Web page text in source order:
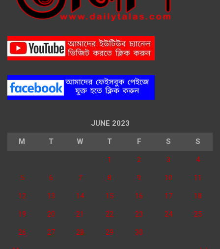
JUNE 2023
M T W T F S S
1 2 3 4
5 6 7 8 9 10 11
12 13 14 15 16 17 18
19 20 21 22 23 24 25
26 27 28 29 30